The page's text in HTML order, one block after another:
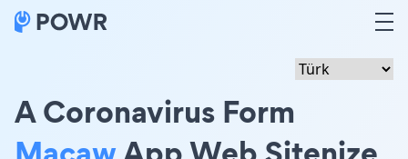
A Coronavirus Form